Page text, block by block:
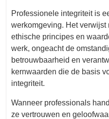
Professionele integriteit is
werkomgeving. Het verwijst
ethische principes en
werk, ongeacht de
betrouwbaarheid en
kernwaarden die de basis
integriteit.
Wanneer professionals
ze vertrouwen en